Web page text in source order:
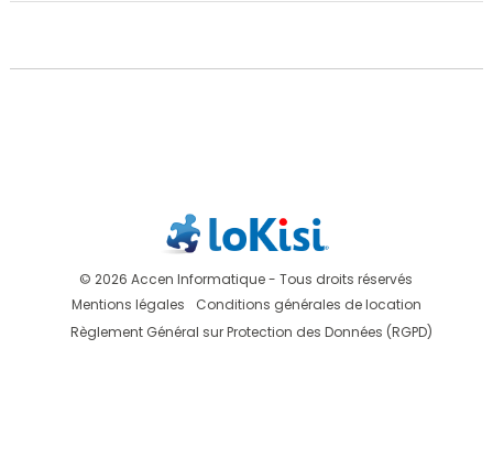
© 2026 Accen Informatique - Tous droits réservés
Mentions légales
Conditions générales de location
Règlement Général sur Protection des Données (RGPD)